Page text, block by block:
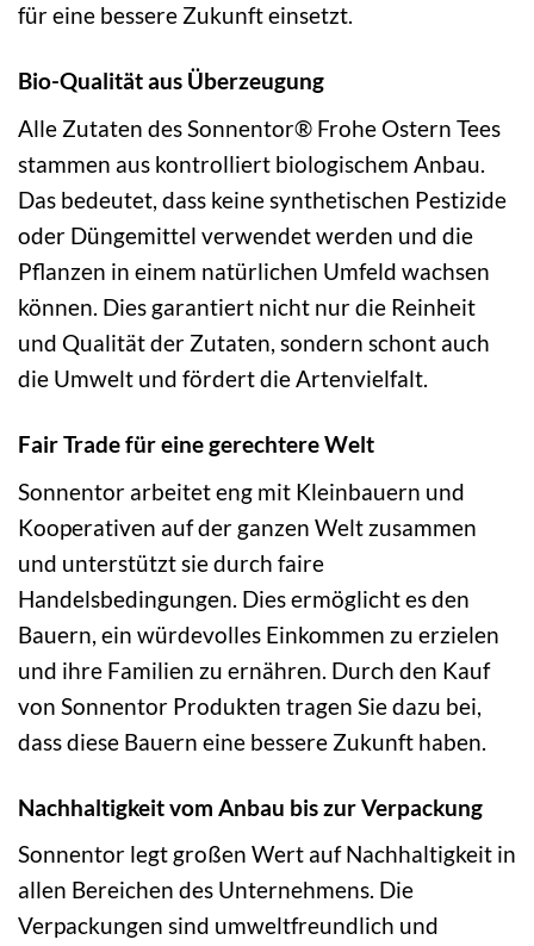
für eine bessere Zukunft einsetzt.
Bio-Qualität aus Überzeugung
Alle Zutaten des Sonnentor® Frohe Ostern Tees
stammen aus kontrolliert biologischem Anbau.
Das bedeutet, dass keine synthetischen Pestizide
oder Düngemittel verwendet werden und die
Pflanzen in einem natürlichen Umfeld wachsen
können. Dies garantiert nicht nur die Reinheit
und Qualität der Zutaten, sondern schont auch
die Umwelt und fördert die Artenvielfalt.
Fair Trade für eine gerechtere Welt
Sonnentor arbeitet eng mit Kleinbauern und
Kooperativen auf der ganzen Welt zusammen
und unterstützt sie durch faire
Handelsbedingungen. Dies ermöglicht es den
Bauern, ein würdevolles Einkommen zu erzielen
und ihre Familien zu ernähren. Durch den Kauf
von Sonnentor Produkten tragen Sie dazu bei,
dass diese Bauern eine bessere Zukunft haben.
Nachhaltigkeit vom Anbau bis zur Verpackung
Sonnentor legt großen Wert auf Nachhaltigkeit in
allen Bereichen des Unternehmens. Die
Verpackungen sind umweltfreundlich und